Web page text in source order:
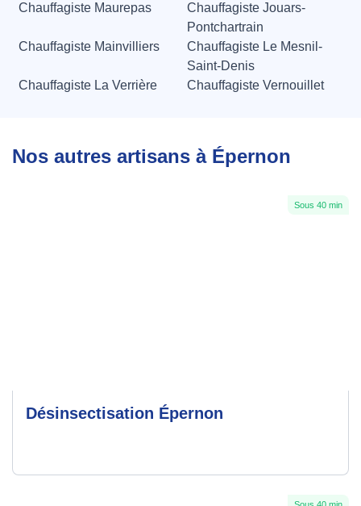
Chauffagiste Maurepas
Chauffagiste Jouars-
Pontchartrain
Chauffagiste Mainvilliers
Chauffagiste Le Mesnil-
Saint-Denis
Chauffagiste La Verrière
Chauffagiste Vernouillet
Nos autres artisans à Épernon
Sous 40 min
Désinsectisation Épernon